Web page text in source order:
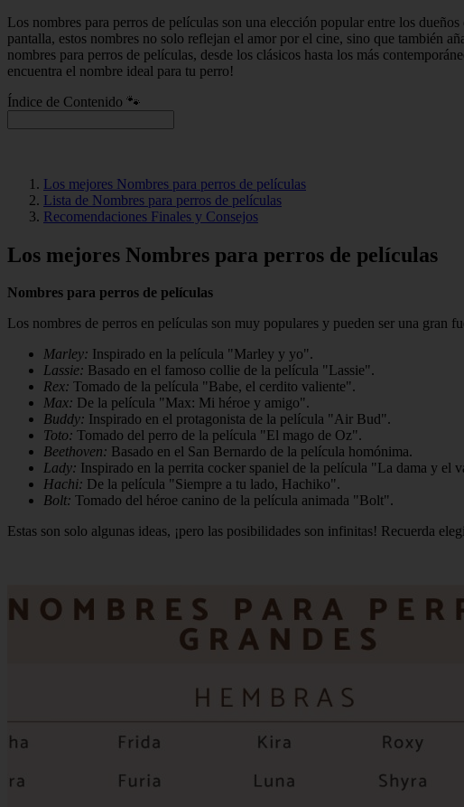
Los nombres para perros de películas son una elección popular entre los
pantalla, estos nombres no solo reflejan el amor por el cine, sino que también
nombres para perros de películas, desde los clásicos hasta los más
encuentra el nombre ideal para tu perro!
Índice de Contenido 🐾
Los mejores Nombres para perros de películas
Lista de Nombres para perros de películas
Recomendaciones Finales y Consejos
Los mejores Nombres para perros de películas
Nombres para perros de películas
Los nombres de perros en películas son muy populares y pueden ser una gran
Marley: Inspirado en la película "Marley y yo".
Lassie: Basado en el famoso collie de la película "Lassie".
Rex: Tomado de la película "Babe, el cerdito valiente".
Max: De la película "Max: Mi héroe y amigo".
Buddy: Inspirado en el protagonista de la película "Air Bud".
Toto: Tomado del perro de la película "El mago de Oz".
Beethoven: Basado en el San Bernardo de la película homónima.
Lady: Inspirado en la perrita cocker spaniel de la película "La dama y el
Hachi: De la película "Siempre a tu lado, Hachiko".
Bolt: Tomado del héroe canino de la película animada "Bolt".
Estas son solo algunas ideas, ¡pero las posibilidades son infinitas! Recuerda